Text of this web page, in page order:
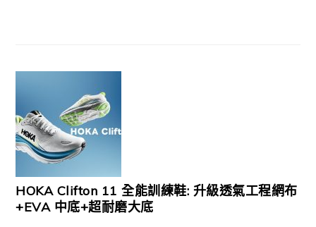
HOKA Clifton 11 全能訓練鞋: 升級透氣工程網布
+EVA 中底+超耐磨大底